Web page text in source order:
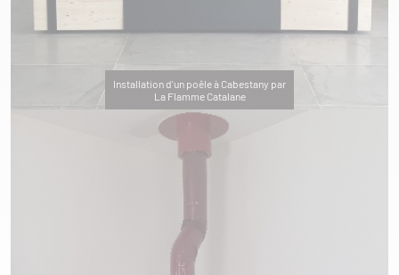
Installation d'un poêle à Cabestany par
La Flamme Catalane